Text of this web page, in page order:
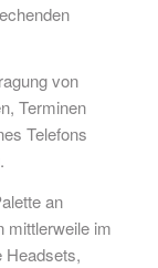
von
Terminen
Telefons
an
mittlerweile im
Headsets,